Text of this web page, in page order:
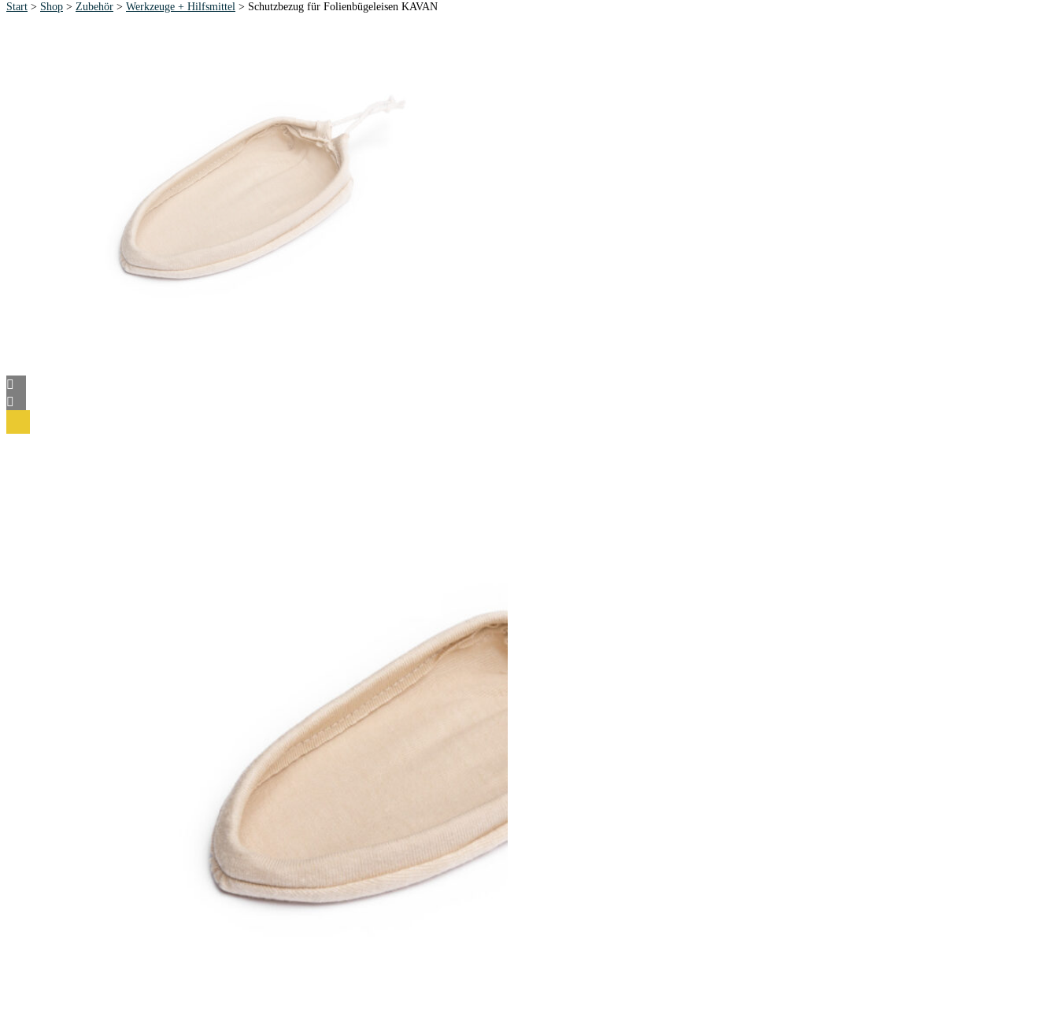
Start > Shop > Zubehör > Werkzeuge + Hilfsmittel > Schutzbezug für Folienbügeleisen KAVAN